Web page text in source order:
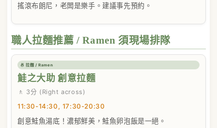
搖滾布朗尼，老闆是樂手。建議事先預約。
職人拉麵推薦 / Ramen 須現場排隊
🍜 拉麵 / Ramen
鮭之大助 創意拉麵
🚶 3分 (Right across)
11:30-14:30, 17:30-20:30
創意鮭魚湯底！濃郁鮮美，鮭魚卵泡飯是一絕。